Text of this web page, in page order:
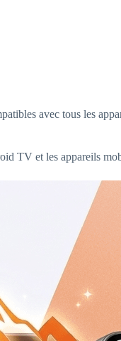
avec tous les
TV et les appareils